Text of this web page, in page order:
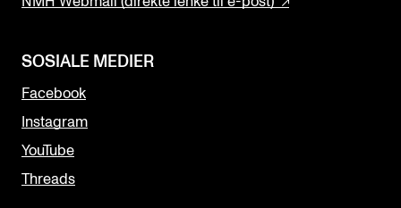
SOSIALE MEDIER
Facebook
Instagram
YouTube
Threads